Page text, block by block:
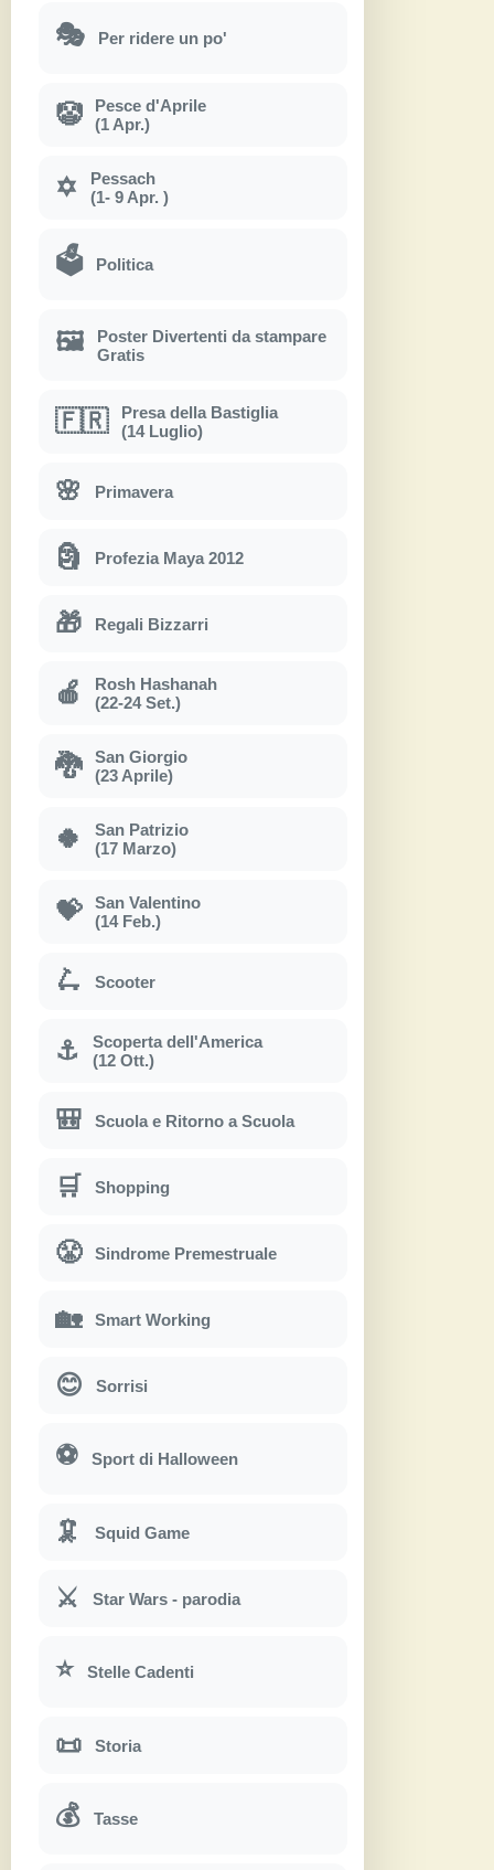
🎭 Per ridere un po'
🤡
Pesce d'Aprile
(1 Apr.)
✡
Pessach
(1- 9 Apr. )
🗳 Politica
🖼
Poster Divertenti da stampare
Gratis
🇫🇷
Presa della Bastiglia
(14 Luglio)
🌸 Primavera
🗿 Profezia Maya 2012
🎁 Regali Bizzarri
🍎
Rosh Hashanah
(22-24 Set.)
🐉
San Giorgio
(23 Aprile)
🍀
San Patrizio
(17 Marzo)
💝
San Valentino
(14 Feb.)
🛴 Scooter
⚓
Scoperta dell'America
(12 Ott.)
🎒 Scuola e Ritorno a Scuola
🛒 Shopping
😤 Sindrome Premestruale
🏡 Smart Working
😊 Sorrisi
⚽ Sport di Halloween
🦑 Squid Game
⚔ Star Wars - parodia
⭐ Stelle Cadenti
📜 Storia
💰 Tasse